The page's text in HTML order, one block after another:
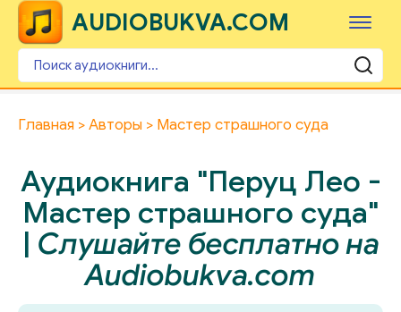
AUDIOBUKVA.COM
Главная Авторы Мастер страшного суда
Аудиокнига "Перуц Лео -
Мастер страшного суда"
| Слушайте бесплатно на
Audiobukva.com